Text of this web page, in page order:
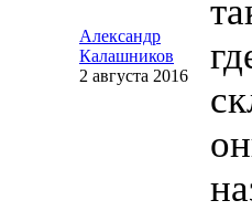
Александр
Калашников
2 августа 2016